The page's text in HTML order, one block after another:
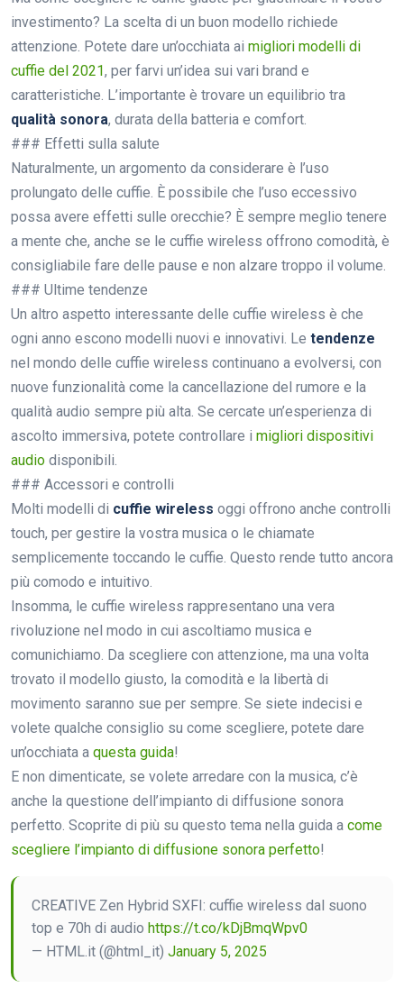
investimento? La scelta di un buon modello richiede
attenzione. Potete dare un’occhiata ai migliori modelli di
cuffie del 2021, per farvi un’idea sui vari brand e
caratteristiche. L’importante è trovare un equilibrio tra
qualità sonora, durata della batteria e comfort.
### Effetti sulla salute
Naturalmente, un argomento da considerare è l’uso
prolungato delle cuffie. È possibile che l’uso eccessivo
possa avere effetti sulle orecchie? È sempre meglio tenere
a mente che, anche se le cuffie wireless offrono comodità, è
consigliabile fare delle pause e non alzare troppo il volume.
### Ultime tendenze
Un altro aspetto interessante delle cuffie wireless è che
ogni anno escono modelli nuovi e innovativi. Le tendenze
nel mondo delle cuffie wireless continuano a evolversi, con
nuove funzionalità come la cancellazione del rumore e la
qualità audio sempre più alta. Se cercate un’esperienza di
ascolto immersiva, potete controllare i migliori dispositivi
audio disponibili.
### Accessori e controlli
Molti modelli di cuffie wireless oggi offrono anche controlli
touch, per gestire la vostra musica o le chiamate
semplicemente toccando le cuffie. Questo rende tutto ancora
più comodo e intuitivo.
Insomma, le cuffie wireless rappresentano una vera
rivoluzione nel modo in cui ascoltiamo musica e
comunichiamo. Da scegliere con attenzione, ma una volta
trovato il modello giusto, la comodità e la libertà di
movimento saranno sue per sempre. Se siete indecisi e
volete qualche consiglio su come scegliere, potete dare
un’occhiata a questa guida!
E non dimenticate, se volete arredare con la musica, c’è
anche la questione dell’impianto di diffusione sonora
perfetto. Scoprite di più su questo tema nella guida a come
scegliere l’impianto di diffusione sonora perfetto!
CREATIVE Zen Hybrid SXFI: cuffie wireless dal suono
top e 70h di audio https://t.co/kDjBmqWpv0
— HTML.it (@html_it) January 5, 2025